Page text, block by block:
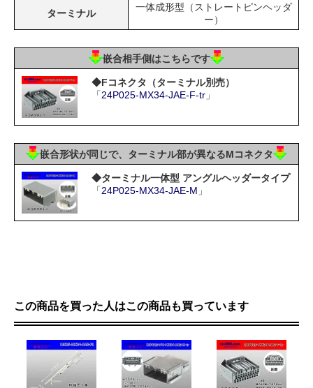
ターミナル
一体成形型（ストレートピンヘッダ
ー）
嵌合相手側はこちらです
◆Fコネクタ（ターミナル別売）
「24P025-MX34-JAE-F-tr 」
嵌合形状が同じで、ターミナル部が異なるMコネクタ
◆ターミナル一体型 アングルヘッダータイプ
「24P025-MX34-JAE-M 」
この商品を買った人はこの商品も買っています